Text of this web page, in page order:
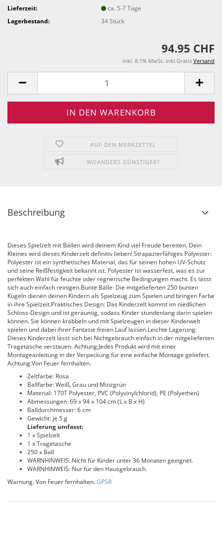
Lieferzeit:
ca. 5-7 Tage
Lagerbestand:
34Stück
94.95 CHF
inkl. 8.1% MwSt. inkl.Gratis Versand
AUF DEN MERKZETTEL
WOANDERS GÜNSTIGER?
Beschreibung
Dieses Spielzelt mit Bällen wird deinem Kind viel Freude bereiten. Dein
Kleines wird dieses Kinderzelt definitiv lieben! Strapazierfähiges Polyester:
Polyester ist ein synthetisches Material, das für seinen hohen UV-Schutz
und seine Reißfestigkeit bekannt ist. Polyester ist wasserfest, was es zur
perfekten Wahl für feuchte oder regnerische Bedingungen macht. Es lässt
sich auch einfach reinigen.Bunte Bälle: Die mitgelieferten 250 bunten
Kugeln dienen deinen Kindern als Spielzeug zum Spielen und bringen Farbe
in ihre Spielzeit.Praktisches Design: Das Kinderzelt kommt im niedlichen
Schloss-Design und ist geräumig, sodass Kinder stundenlang darin spielen
können. Sie können krabbeln und mit Spielzeugen in dieser Kinderwelt
spielen und dabei ihrer Fantasie freien Lauf lassen.Leichte Lagerung:
Dieses Kinderzelt lässt sich bei Nichtgebrauch einfach in der mitgelieferten
Tragetasche verstauen. Achtung:Jedes Produkt wird mit einer
Montageanleitung in der Verpackung für eine einfache Montage geliefert.
Achtung:Von Feuer fernhalten.
Zeltfarbe: Rosa
Ballfarbe: Weiß, Grau und Minzgrün
Material: 170T Polyester, PVC (Polyvinylchlorid), PE (Polyethen)
Abmessungen: 69 x 94 x 104 cm (L x B x H)
Balldurchmesser: 6 cm
Gewicht: je 5 g
Lieferung umfasst:
1 x Spielzelt
1 x Tragetasche
250 x Ball
WARNHINWEIS: Nicht für Kinder unter 36 Monaten geeignet.
WARNHINWEIS: Nur für den Hausgebrauch.
Warnung. Von Feuer fernhalten.GPSR